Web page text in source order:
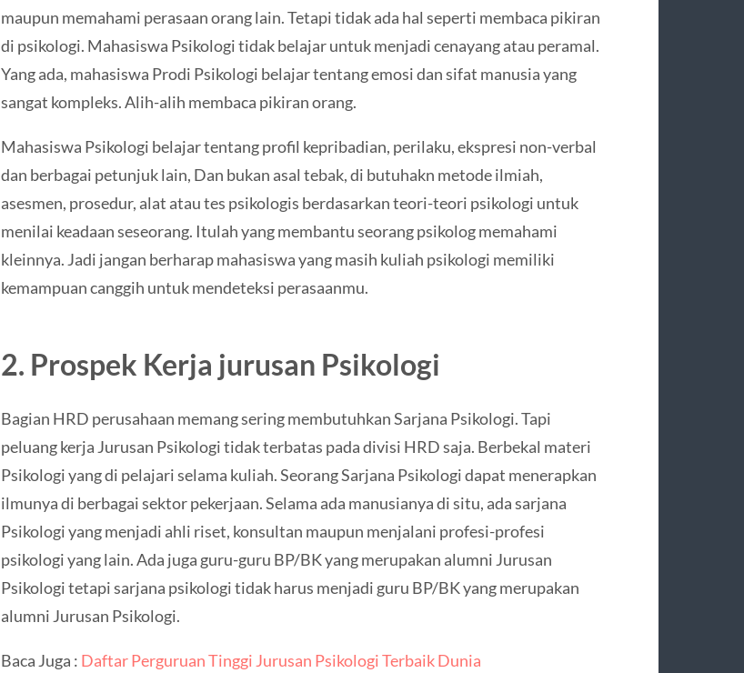
maupun memahami perasaan orang lain. Tetapi tidak ada hal seperti membaca pikiran
di psikologi. Mahasiswa Psikologi tidak belajar untuk menjadi cenayang atau peramal.
Yang ada, mahasiswa Prodi Psikologi belajar tentang emosi dan sifat manusia yang
sangat kompleks. Alih-alih membaca pikiran orang.
Mahasiswa Psikologi belajar tentang profil kepribadian, perilaku, ekspresi non-verbal
dan berbagai petunjuk lain, Dan bukan asal tebak, di butuhakn metode ilmiah,
asesmen, prosedur, alat atau tes psikologis berdasarkan teori-teori psikologi untuk
menilai keadaan seseorang. Itulah yang membantu seorang psikolog memahami
kleinnya. Jadi jangan berharap mahasiswa yang masih kuliah psikologi memiliki
kemampuan canggih untuk mendeteksi perasaanmu.
2. Prospek Kerja jurusan Psikologi
Bagian HRD perusahaan memang sering membutuhkan Sarjana Psikologi. Tapi
peluang kerja Jurusan Psikologi tidak terbatas pada divisi HRD saja. Berbekal materi
Psikologi yang di pelajari selama kuliah. Seorang Sarjana Psikologi dapat menerapkan
ilmunya di berbagai sektor pekerjaan. Selama ada manusianya di situ, ada sarjana
Psikologi yang menjadi ahli riset, konsultan maupun menjalani profesi-profesi
psikologi yang lain. Ada juga guru-guru BP/BK yang merupakan alumni Jurusan
Psikologi tetapi sarjana psikologi tidak harus menjadi guru BP/BK yang merupakan
alumni Jurusan Psikologi.
Baca Juga : Daftar Perguruan Tinggi Jurusan Psikologi Terbaik Dunia